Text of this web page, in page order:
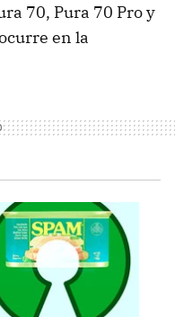
70, Pura 70 Pro y
en la